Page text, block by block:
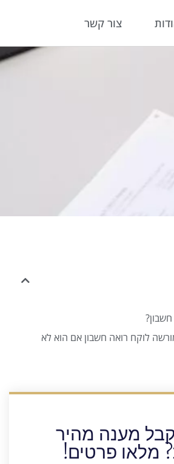
צור קשר
לוקח רואה חשבון אם הוא לא
מענה מהיר
מלאו פרטים!